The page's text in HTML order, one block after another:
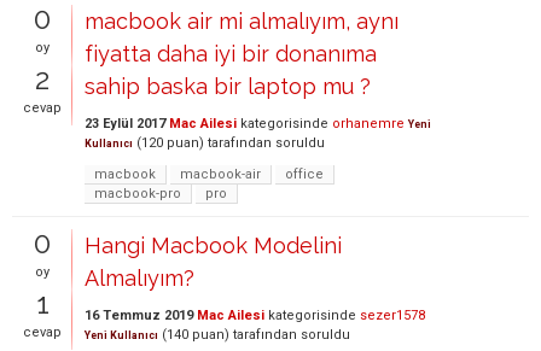
0
oy
2
cevap
macbook air mi almalıyım, aynı
fiyatta daha iyi bir donanıma
sahip baska bir laptop mu ?
23 Eylül 2017 Mac Ailesi kategorisinde orhanemre Yeni
Kullanıcı (120 puan) tarafından soruldu
macbook
macbook-air
office
macbook-pro
pro
0
oy
1
cevap
Hangi Macbook Modelini
Almalıyım?
16 Temmuz 2019 Mac Ailesi kategorisinde sezer1578
Yeni Kullanıcı (140 puan) tarafından soruldu